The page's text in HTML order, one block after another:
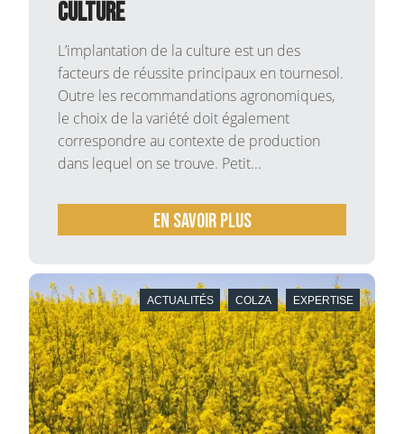
CULTURE
L’implantation de la culture est un des
facteurs de réussite principaux en tournesol.
Outre les recommandations agronomiques,
le choix de la variété doit également
correspondre au contexte de production
dans lequel on se trouve. Petit...
En savoir plus
ACTUALITÉS COLZA EXPERTISE